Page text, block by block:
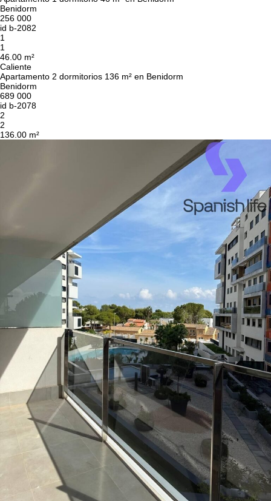
Benidorm
256 000
id b-2082
1
1
46.00 m²
Caliente
Apartamento 2 dormitorios 136 m² en Benidorm
Benidorm
689 000
id b-2078
2
2
136.00 m²